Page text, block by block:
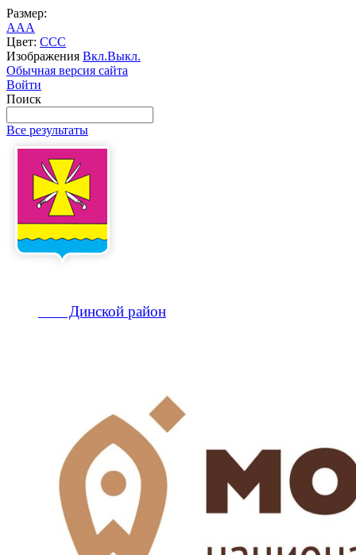
Размер:
AAA
Цвет: CCC
Изображения Вкл.Выкл.
Обычная версия сайта
Войти
Поиск
Все результаты
Динской район